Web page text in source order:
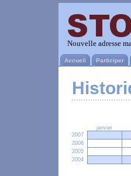
Nouvelle adresse
Accueil Participer
janvier
2007
2006
2005
2004